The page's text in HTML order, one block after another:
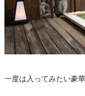
一度は入ってみたい豪